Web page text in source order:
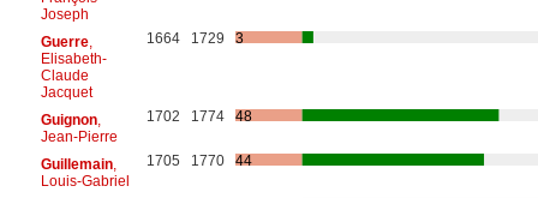
Joseph
Guerre,
Elisabeth-
Claude
Jacquet
1664 1729 3
Guignon,
Jean-Pierre
1702 1774 48
Guillemain,
Louis-Gabriel
1705 1770 44